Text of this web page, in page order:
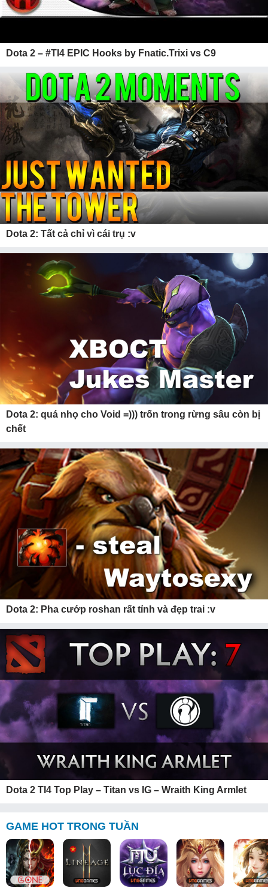
Dota 2 – #TI4 EPIC Hooks by Fnatic.Trixi vs C9
Dota 2: Tất cả chỉ vì cái trụ :v
Dota 2: quá nhọ cho Void =))) trốn trong rừng sâu còn bị
chết
Dota 2: Pha cướp roshan rất tỉnh và đẹp trai :v
Dota 2 TI4 Top Play – Titan vs IG – Wraith King Armlet
GAME HOT TRONG TUẦN